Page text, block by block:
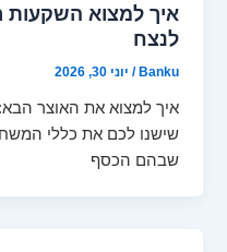
איך למצוא השקעות
לנצח
Banku
/ יוני 30, 2026
איך למצוא את האוצר
שישנו לכם את כללי
שבהם הכסף